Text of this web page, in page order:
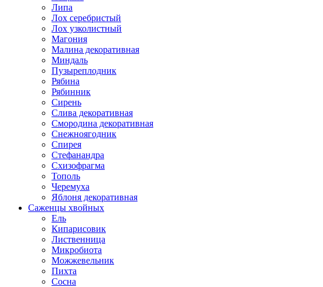
Липа
Лох серебристый
Лох узколистный
Магония
Малина декоративная
Миндаль
Пузыреплодник
Рябина
Рябинник
Сирень
Слива декоративная
Смородина декоративная
Снежноягодник
Спирея
Стефанандра
Схизофрагма
Тополь
Черемуха
Яблоня декоративная
Саженцы хвойных
Ель
Кипарисовик
Лиственница
Микробиота
Можжевельник
Пихта
Сосна